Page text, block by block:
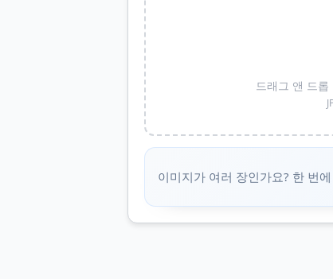
드래그 앤 드
이미지가 여러 장인가요? 한 번